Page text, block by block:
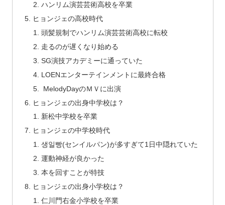
ハンリム演芸芸術高校を卒業
ヒョンジェの高校時代
頭髪規制でハンリム演芸芸術高校に転校
走るのが遅くなり始める
SG演技アカデミーに通っていた
LOENエンターテインメントに最終合格
MelodyDayのＭＶに出演
ヒョンジェの出身中学校は？
新松中学校を卒業
ヒョンジェの中学校時代
생일빵(センイルパン)が多すぎて1日中隠れていた
運動神経が良かった
本を回すことが特技
ヒョンジェの出身小学校は？
仁川門右金小学校を卒業